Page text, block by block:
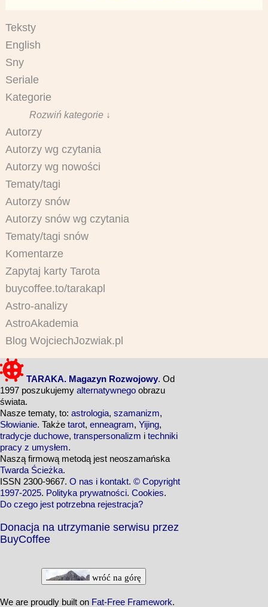
Teksty
English
Sny
Seriale
Kategorie
Rozwiń kategorie ↓
Autorzy
Autorzy wg czytania
Autorzy wg nowości
Tematy/tagi
Autorzy snów
Autorzy snów wg czytania
Tematy/tagi snów
Komentarze
Zapytaj karty Tarota
buycoffee.to/tarakapl
Astro-analizy
AstroAkademia
Blog WojciechJozwiak.pl
TARAKA. Magazyn Rozwojowy. Od
1997 poszukujemy alternatywnego obrazu
świata.
Nasze tematy, to: astrologia, szamanizm,
Słowianie. Także tarot, enneagram, Yijing,
tradycje duchowe, transpersonalizm i techniki
pracy z umysłem.
Naszą firmową metodą jest neoszamańska
Twarda Ścieżka.
ISSN 2300-9667. O nas i kontakt. © Copyright
1997-2025. Polityka prywatności. Cookies.
Do czego jest potrzebna rejestracja?
Donacja na utrzymanie serwisu przez
BuyCoffee
wróć na górę
We are proudly built on Fat-Free Framework.